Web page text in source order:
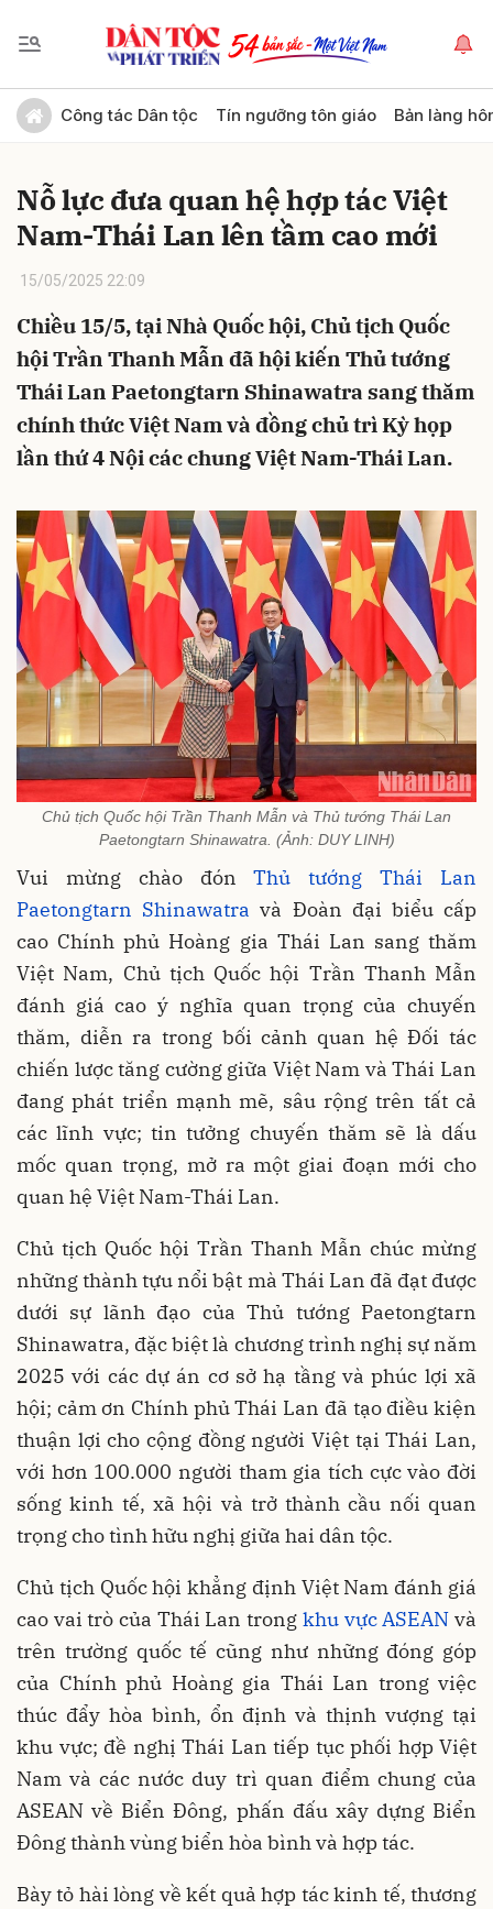
Công tác Dân tộc Tín ngưỡng tôn giáo Bản làng
Nỗ lực đưa quan hệ hợp tác Việt
Nam-Thái Lan lên tầm cao mới
15/05/2025 22:09
Chiều 15/5, tại Nhà Quốc hội, Chủ tịch Quốc
hội Trần Thanh Mẫn đã hội kiến Thủ tướng
Thái Lan Paetongtarn Shinawatra sang thăm
chính thức Việt Nam và đồng chủ trì Kỳ họp
lần thứ 4 Nội các chung Việt Nam-Thái Lan.
Chủ tịch Quốc hội Trần Thanh Mẫn và Thủ tướng Thái Lan
Paetongtarn Shinawatra. (Ảnh: DUY LINH)
Vui mừng chào đónThủ tướng Thái Lan
Paetongtarn Shinawatra và Đoàn đại biểu cấp
cao Chính phủ Hoàng gia Thái Lan sang thăm
Việt Nam, Chủ tịch Quốc hội Trần Thanh Mẫn
đánh giá cao ý nghĩa quan trọng của chuyến
thăm, diễn ra trong bối cảnh quan hệ Đối tác
chiến lược tăng cường giữa Việt Nam và Thái Lan
đang phát triển mạnh mẽ, sâu rộng trên tất cả
các lĩnh vực; tin tưởng chuyến thăm sẽ là dấu
mốc quan trọng, mở ra một giai đoạn mới cho
quan hệ Việt Nam-Thái Lan.
Chủ tịch Quốc hội Trần Thanh Mẫn chúc mừng
những thành tựu nổi bật mà Thái Lan đã đạt được
dưới sự lãnh đạo của Thủ tướng Paetongtarn
Shinawatra, đặc biệt là chương trình nghị sự năm
2025 với các dự án cơ sở hạ tầng và phúc lợi xã
hội; cảm ơn Chính phủ Thái Lan đã tạo điều kiện
thuận lợi cho cộng đồng người Việt tại Thái Lan,
với hơn 100.000 người tham gia tích cực vào đời
sống kinh tế, xã hội và trở thành cầu nối quan
trọng cho tình hữu nghị giữa hai dân tộc.
Chủ tịch Quốc hội khẳng định Việt Nam đánh giá
cao vai trò của Thái Lan trong khu vực ASEAN và
trên trường quốc tế cũng như những đóng góp
của Chính phủ Hoàng gia Thái Lan trong việc
thúc đẩy hòa bình, ổn định và thịnh vượng tại
khu vực; đề nghị Thái Lan tiếp tục phối hợp Việt
Nam và các nước duy trì quan điểm chung của
ASEAN về Biển Đông, phấn đấu xây dựng Biển
Đông thành vùng biển hòa bình và hợp tác.
Bày tỏ hài lòng về kết quả hợp tác kinh tế, thương
Gửi bình luận
Hủy Gửi